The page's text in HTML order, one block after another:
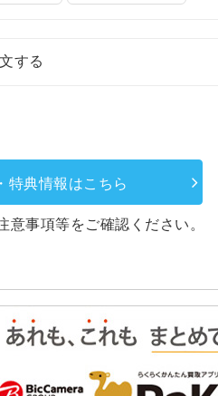
する
特典情報はこちら
意事項等をご確認ください。